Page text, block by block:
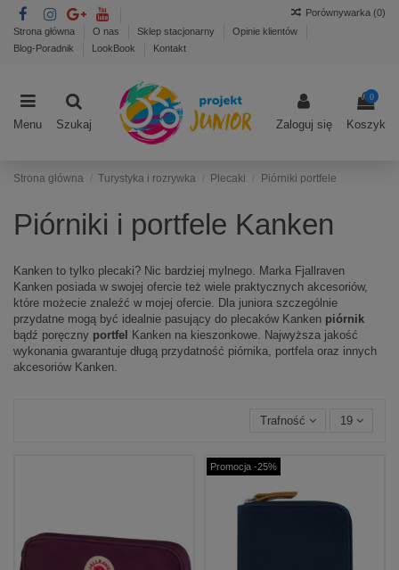
Strona główna O nas Sklep stacjonarny
Opinie klientów
Blog-Poradnik
LookBook Kontakt
Porównywarka (0)
Menu Szukaj Zaloguj się
0
Koszyk
Strona główna Turystyka i rozrywka Plecaki Piórniki portfele
Piórniki i portfele Kanken
Kanken to tylko plecaki? Nic bardziej mylnego. Marka Fjallraven
Kanken posiada w swojej ofercie też wiele praktycznych akcesoriów,
które możecie znaleźć w mojej ofercie. Dla juniora szczególnie
przydatne mogą być idealnie pasujący do plecaków Kanken piórnik
bądź poręczny portfel
Kanken na kieszonkowe. Najwyższa jakość
wykonania gwarantuje długą przydatność piórnika, portfela oraz innych
akcesoriów Kanken.
Trafność 19
Promocja -25%